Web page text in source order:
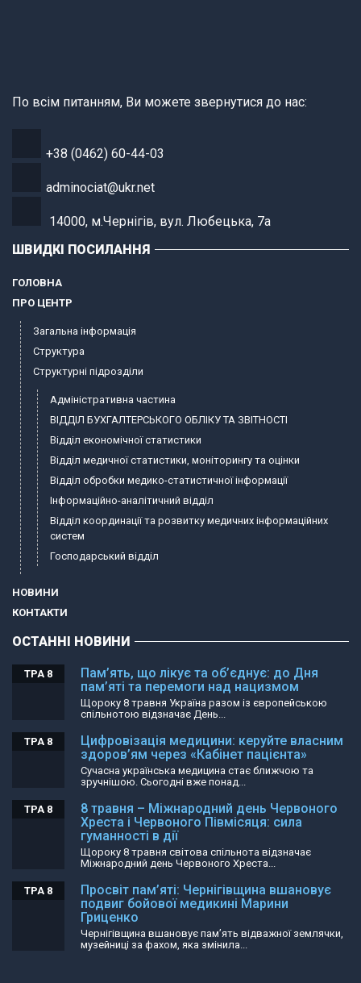
По всім питанням, Ви можете звернутися до нас:
+38 (0462) 60-44-03
adminociat@ukr.net
14000, м.Чернігів, вул. Любецька, 7а
ШВИДКІ ПОСИЛАННЯ
ГОЛОВНА
ПРО ЦЕНТР
Загальна інформація
Структура
Структурні підрозділи
Адміністративна частина
ВІДДІЛ БУХГАЛТЕРСЬКОГО ОБЛІКУ ТА ЗВІТНОСТІ
Відділ економічної статистики
Відділ медичної статистики, моніторингу та оцінки
Відділ обробки медико-статистичної інформації
Інформаційно-аналітичний відділ
Відділ координації та розвитку медичних інформаційних
систем
Господарський відділ
НОВИНИ
КОНТАКТИ
ОСТАННІ НОВИНИ
Пам’ять, що лікує та об’єднує: до Дня
пам’яті та перемоги над нацизмом
ТРА 8
Щороку 8 травня Україна разом із європейською
спільнотою відзначає День...
Цифровізація медицини: керуйте власним
здоров’ям через «Кабінет пацієнта»
ТРА 8
Сучасна українська медицина стає ближчою та
зручнішою. Сьогодні вже понад...
8 травня – Міжнародний день Червоного
Хреста і Червоного Півмісяця: сила
гуманності в дії
ТРА 8
Щороку 8 травня світова спільнота відзначає
Міжнародний день Червоного Хреста...
Просвіт пам’яті: Чернігівщина вшановує
подвиг бойової медикині Марини
Гриценко
ТРА 8
Чернігівщина вшановує пам’ять відважної землячки,
музейниці за фахом, яка змінила...